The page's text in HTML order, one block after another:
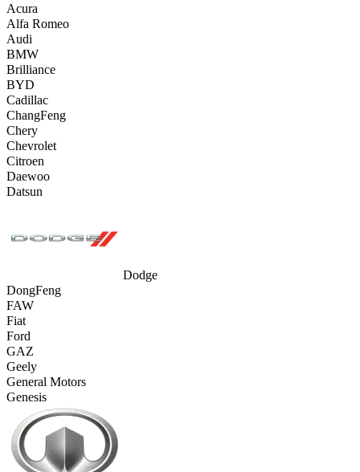
Acura
Alfa Romeo
Audi
BMW
Brilliance
BYD
Cadillac
ChangFeng
Chery
Chevrolet
Citroen
Daewoo
Datsun
Dodge
DongFeng
FAW
Fiat
Ford
GAZ
Geely
General Motors
Genesis